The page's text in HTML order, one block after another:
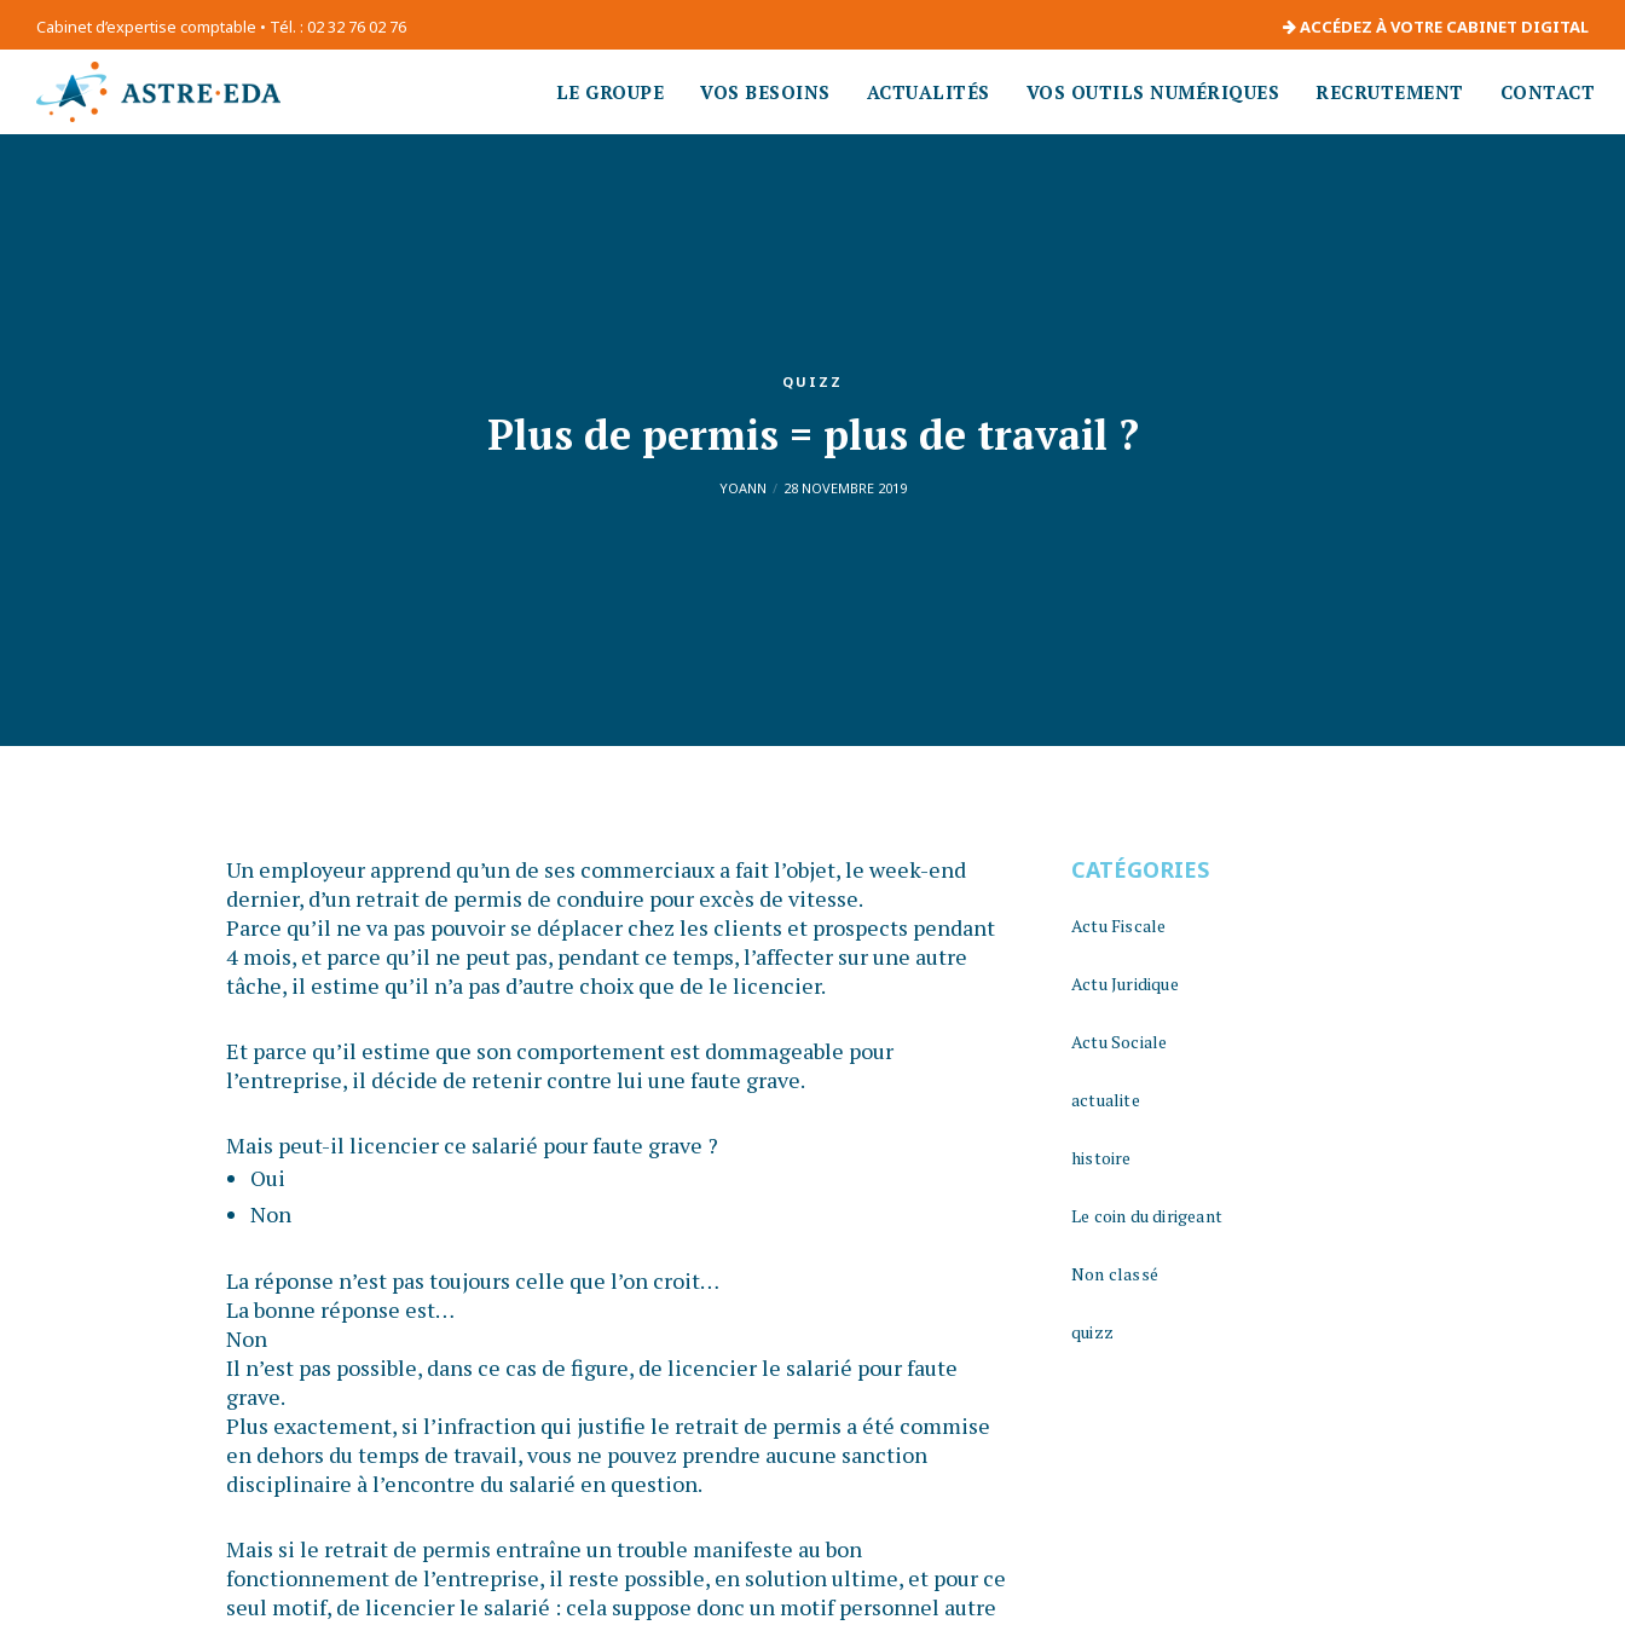
Cabinet d’expertise comptable • Tél. : 02 32 76 02 76 ACCÉDEZ À VOTRE CABINET DIGITAL
LE GROUPE VOS BESOINS ACTUALITÉS VOS OUTILS NUMÉRIQUES RECRUTEMENT CONTACT
QUIZZ
Plus de permis = plus de travail ?
YOANN 28 NOVEMBRE 2019
Un employeur apprend qu’un de ses commerciaux a fait l’objet, le week-end
dernier, d’un retrait de permis de conduire pour excès de vitesse.
Parce qu’il ne va pas pouvoir se déplacer chez les clients et prospects pendant
4 mois, et parce qu’il ne peut pas, pendant ce temps, l’affecter sur une autre
tâche, il estime qu’il n’a pas d’autre choix que de le licencier.
Et parce qu’il estime que son comportement est dommageable pour
l’entreprise, il décide de retenir contre lui une faute grave.
Mais peut-il licencier ce salarié pour faute grave ?
Oui
Non
La réponse n’est pas toujours celle que l’on croit…
La bonne réponse est…
Non
Il n’est pas possible, dans ce cas de figure, de licencier le salarié pour faute
grave.
Plus exactement, si l’infraction qui justifie le retrait de permis a été commise
en dehors du temps de travail, vous ne pouvez prendre aucune sanction
disciplinaire à l’encontre du salarié en question.
Mais si le retrait de permis entraîne un trouble manifeste au bon
fonctionnement de l’entreprise, il reste possible, en solution ultime, et pour ce
seul motif, de licencier le salarié : cela suppose donc un motif personnel autre
CATÉGORIES
Actu Fiscale
Actu Juridique
Actu Sociale
actualite
histoire
Le coin du dirigeant
Non classé
quizz